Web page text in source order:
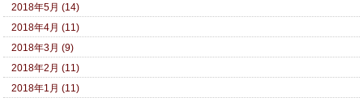
2018年5月 (14)
2018年4月 (11)
2018年3月 (9)
2018年2月 (11)
2018年1月 (11)